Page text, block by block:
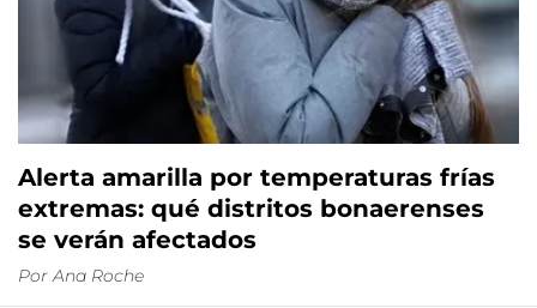
Alerta amarilla por temperaturas frías
extremas: qué distritos bonaerenses
se verán afectados
Por Ana Roche